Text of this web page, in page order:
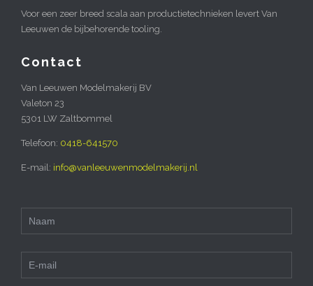
Voor een zeer breed scala aan productietechnieken levert Van
Leeuwen de bijbehorende tooling.
Contact
Van Leeuwen Modelmakerij BV
Valeton 23
5301 LW Zaltbommel
Telefoon: 0418-641570
E-mail: info@vanleeuwenmodelmakerij.nl